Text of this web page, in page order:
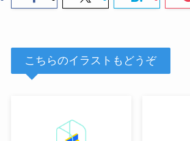
こちらのイラストもどうぞ